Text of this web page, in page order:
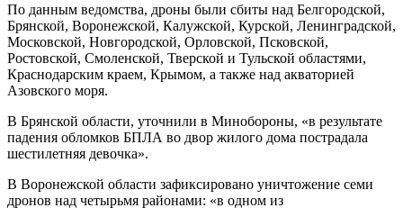
По данным ведомства, дроны были сбиты над Белгородской,
Брянской, Воронежской, Калужской, Курской, Ленинградской,
Московской, Новгородской, Орловской, Псковской,
Ростовской, Смоленской, Тверской и Тульской областями,
Краснодарским краем, Крымом, а также над акваторией
Азовского моря.
В Брянской области, уточнили в Минобороны, «в результате
падения обломков БПЛА во двор жилого дома пострадала
шестилетняя девочка».
В Воронежской области зафиксировано уничтожение семи
дронов над четырьмя районами: «в одном из